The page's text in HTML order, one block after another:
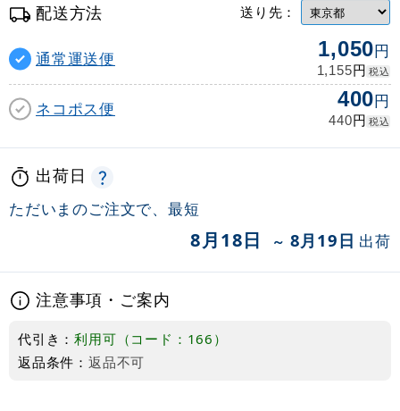
配送方法 送り先：
通常運送便 1,050円
1,155円 税込
ネコポス便 400円
440円 税込
出荷日
ただいまのご注文で、最短
8月18日 ～ 8月19日 出荷
注意事項・ご案内
代引き：利用可（コード：166）
返品条件： 返品不可